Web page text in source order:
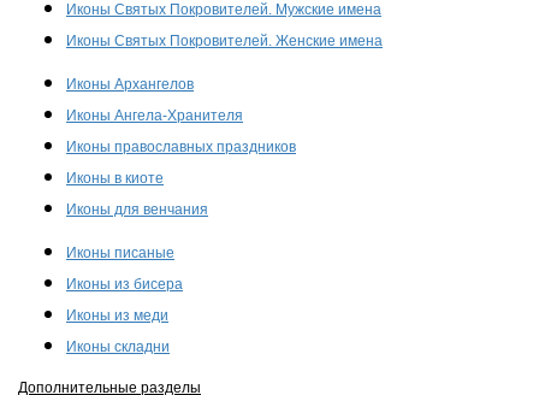
Иконы Святых Покровителей. Мужские имена
Иконы Святых Покровителей. Женские имена
Иконы Архангелов
Иконы Ангела-Хранителя
Иконы православных праздников
Иконы в киоте
Иконы для венчания
Иконы писаные
Иконы из бисера
Иконы из меди
Иконы складни
Дополнительные разделы